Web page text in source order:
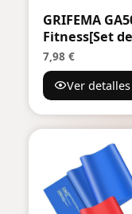
GRIFEMA
Fitness[Set
4 Niveles de
7,98 €
Ver detalles